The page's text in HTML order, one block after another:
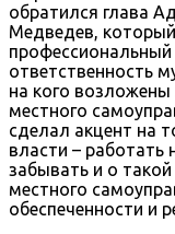
обратился глава
Медведев,
профессиональный
ответственность
на кого
местного
сделал акцент на
власти – работать
забывать и о
местного
обеспеченности и